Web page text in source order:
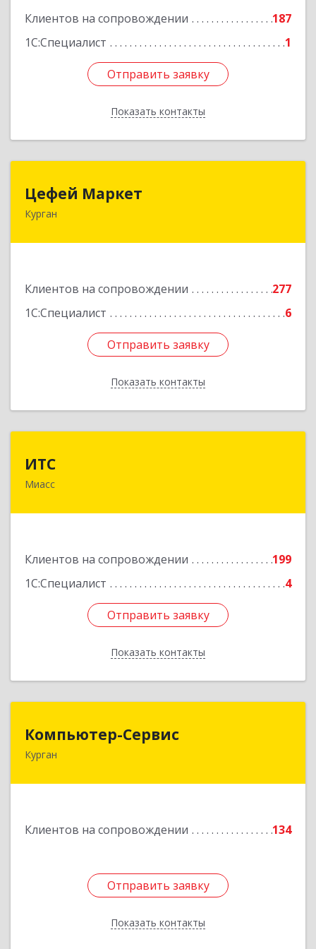
Клиентов на сопровождении
187
1С:Специалист
1
Отправить заявку
Показать контакты
Отправить заявку
Назад
Цефей Маркет
Курган
Клиентов на сопровождении
277
1С:Специалист
6
Отправить заявку
Показать контакты
640002, Курганская обл, Курган г, М.Горького
Отправить заявку
Назад
ИТС
Миасс
Клиентов на сопровождении
199
1С:Специалист
4
Отправить заявку
Показать контакты
456300, Челябинская обл, Миасс г, Романенко
Отправить заявку
Назад
Компьютер-Сервис
Курган
Клиентов на сопровождении 134
Отправить заявку
Показать контакты
Отправить заявку
Назад